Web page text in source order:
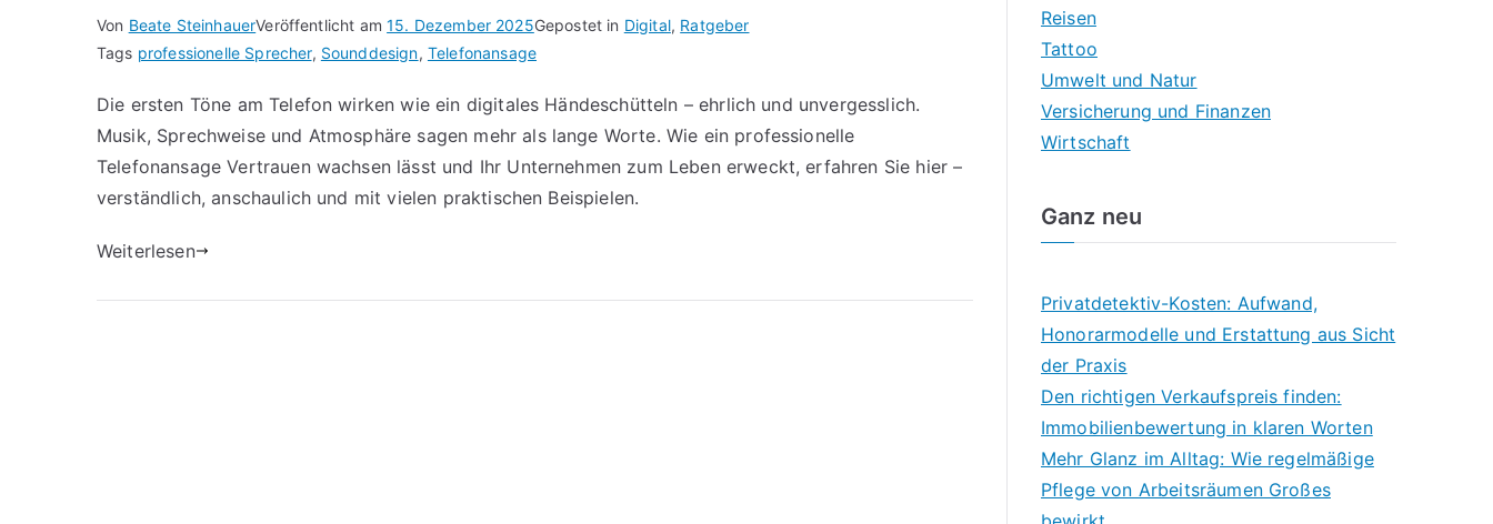
Von Beate SteinhauerVeröffentlicht am15. Dezember 2025Gepostet in Digital, Ratgeber
Tags professionelle Sprecher, Sounddesign, Telefonansage
Die ersten Töne am Telefon wirken wie ein digitales Händeschütteln – ehrlich und unvergesslich.
Musik, Sprechweise und Atmosphäre sagen mehr als lange Worte. Wie ein professionelle
Telefonansage Vertrauen wachsen lässt und Ihr Unternehmen zum Leben erweckt, erfahren Sie hier –
verständlich, anschaulich und mit vielen praktischen Beispielen.
Weiterlesen
Reisen
Tattoo
Umwelt und Natur
Versicherung und Finanzen
Wirtschaft
Ganz neu
Privatdetektiv-Kosten: Aufwand,
Honorarmodelle und Erstattung aus Sicht
der Praxis
Den richtigen Verkaufspreis finden:
Immobilienbewertung in klaren Worten
Mehr Glanz im Alltag: Wie regelmäßige
Pflege von Arbeitsräumen Großes